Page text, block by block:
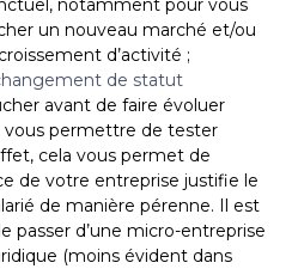
notamment pour vous
un nouveau marché et/ou
d’activité ;
de statut
avant de faire évoluer
permettre de tester
cela vous permet de
de votre entreprise justifie le
de manière pérenne. Il est
passer d’une micro-entreprise
(moins évident dans